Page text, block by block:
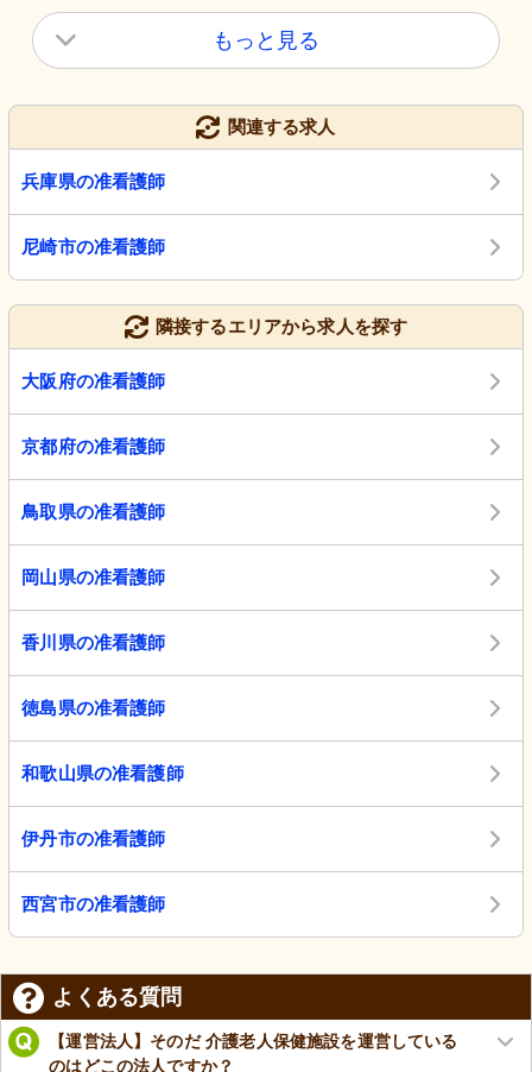
もっと見る
関連する求人
兵庫県の准看護師
尼崎市の准看護師
隣接するエリアから求人を探す
大阪府の准看護師
京都府の准看護師
鳥取県の准看護師
岡山県の准看護師
香川県の准看護師
徳島県の准看護師
和歌山県の准看護師
伊丹市の准看護師
西宮市の准看護師
よくある質問
【運営法人】そのだ 介護老人保健施設を運営している
のはどこの法人ですか？